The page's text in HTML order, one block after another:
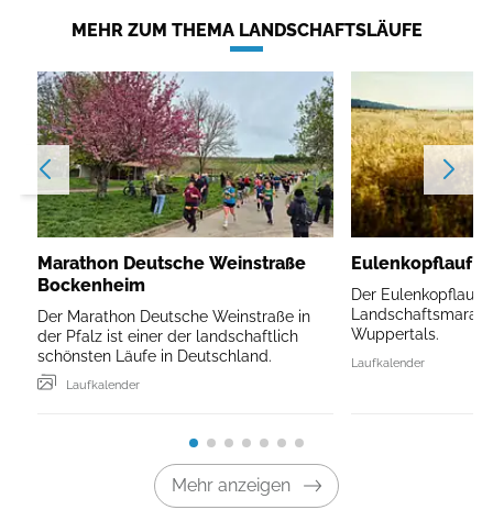
MEHR ZUM THEMA LANDSCHAFTSLÄUFE
Marathon Deutsche Weinstraße
Bockenheim
Der Marathon Deutsche Weinstraße in
der Pfalz ist einer der landschaftlich
schönsten Läufe in Deutschland.
Laufkalender
Eulenkopflauf
Der Eulenkopflauf
Wuppertals.
Laufkalender
Mehr anzeigen